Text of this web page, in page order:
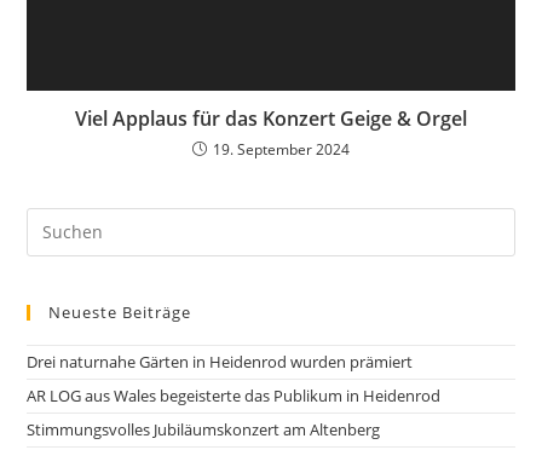
Viel Applaus für das Konzert Geige & Orgel
19. September 2024
Neueste Beiträge
Drei naturnahe Gärten in Heidenrod wurden prämiert
AR LOG aus Wales begeisterte das Publikum in Heidenrod
Stimmungsvolles Jubiläumskonzert am Altenberg